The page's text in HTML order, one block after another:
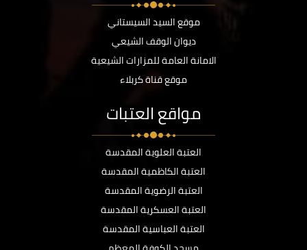
موقع السيد السيستاني
ديوان الوقف الشيعي
الامانة العامة للمزارات الشيعية
موقع قناة كربلاء
مواقع العتبات
العتبة العلوية المقدسة
العتبة الكاظمية المقدسة
العتبة الرضوية المقدسة
العتبة العسكرية المقدسة
العتبة العباسية المقدسة